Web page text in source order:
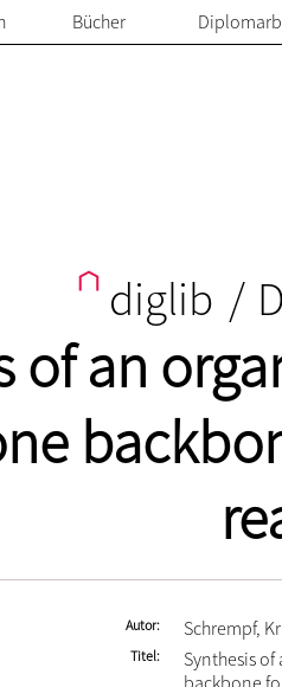
Bücher
diglib /
of an
Autor Schrempf,
Titel
Synthesis
backbone